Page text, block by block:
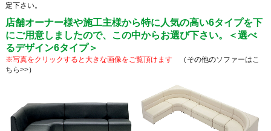
定下さい。
店舗オーナー様や施工主様から特に人気の高い6タイプを下
にご用意しましたので、この中からお選び下さい。＜選べ
るデザイン6タイプ＞
※写真をクリックすると大きな画像をご覧頂けます（その他のソファーはこ
ちら>>）